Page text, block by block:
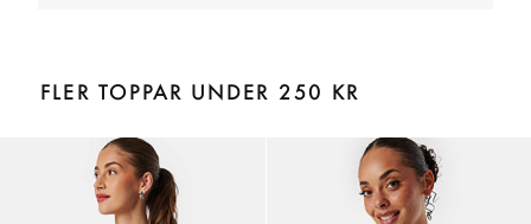
FLER TOPPAR UNDER 250 KR